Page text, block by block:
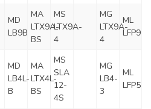
MD
LB9B
MA
LTX9A-
BS
MS
LTX9A-
4
MG
LTX9A-
4
ML
LFP9
MD
LB4L-
B
MA
LTX4L-
BS
MS
SLA
12-
4S
MG
LB4-
3
ML
LFP5